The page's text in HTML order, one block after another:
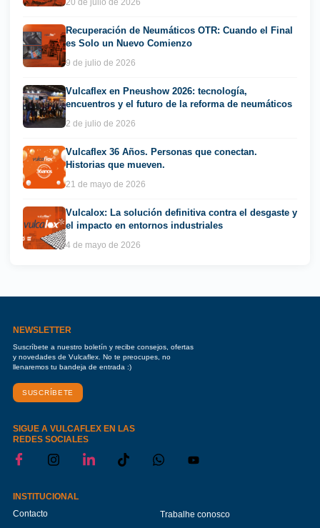
20 de julio de 2026
Recuperación de Neumáticos OTR: Cuando el Final
es Solo un Nuevo Comienzo
9 de julio de 2026
Vulcaflex en Pneushow 2026: tecnología,
encuentros y el futuro de la reforma de neumáticos
2 de julio de 2026
Vulcaflex 36 Años. Personas que conectan.
Historias que mueven.
21 de mayo de 2026
Vulcalox: La solución definitiva contra el desgaste y
el impacto en entornos industriales
4 de mayo de 2026
NEWSLETTER
Suscríbete a nuestro boletín y recibe consejos, ofertas
y novedades de Vulcaflex. No te preocupes, no
llenaremos tu bandeja de entrada :)
SUSCRÍBETE
SIGUE A VULCAFLEX EN LAS
REDES SOCIALES
INSTITUCIONAL
Contacto
Trabalhe conosco